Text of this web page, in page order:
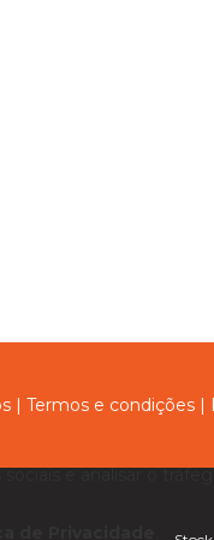
| Termos e condições |
e analisar o